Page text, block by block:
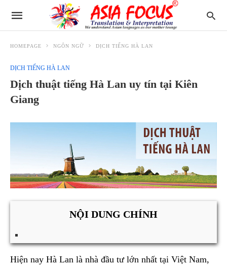
HOMEPAGE NGÔN NGỮ DỊCH TIẾNG HÀ LAN
DỊCH TIẾNG HÀ LAN
Dịch thuật tiếng Hà Lan uy tín tại Kiên
Giang
NỘI DUNG CHÍNH
Hiện nay Hà Lan là nhà đầu tư lớn nhất tại Việt Nam,